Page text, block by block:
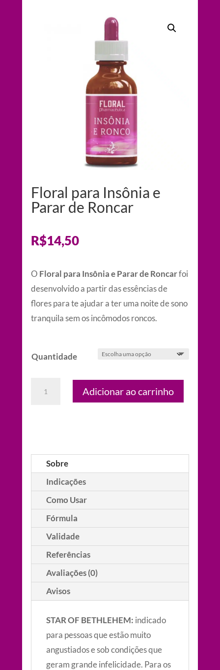
Floral para Insônia e
Parar de Roncar
R$14,50
O Floral para Insônia e Parar de Roncarfoi
desenvolvido a partir das essências de
flores para te ajudar a ter uma noite de sono
tranquila sem os incômodos roncos.
Quantidade
de
Roncar
quantidade
Adicionar ao carrinho
Sobre
Indicações
Como Usar
Fórmula
Validade
Referências
Avaliações (0)
Avisos
STAR OF BETHLEHEM: indicado
para pessoas que estão muito
angustiados e sob condições que
geram grande infelicidade. Para os